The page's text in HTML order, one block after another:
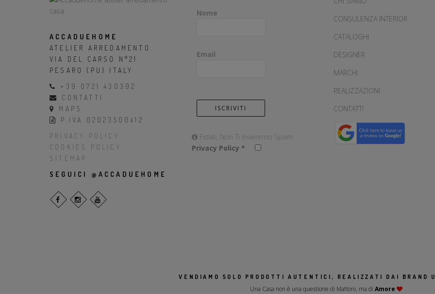
ACCADUEHOME
ATELIER ARREDAMENTO
VIA DEL CARSO N°21
PESARO (PU) ITALY
+39 0721 430392
CONTATTI
MAPS
P.IVA 02023500412
PRIVACY POLICY
COOKIES POLICY
SITEMAP
SEGUICI @ACCADUEHOME
Nome
Email
Fidati, Non Ti Invieremo Spam.
Privacy Policy *
CONSULENZA INTERIOR
CATALOGHI
DESIGNER
MARCHI
REALIZZAZIONI
CONTATTI
VENDIAMO SOLO PRODOTTI AUTENTICI, REALIZZATI DAI BRAND
Una Casa non è una questione di Mattoni, ma di Amore